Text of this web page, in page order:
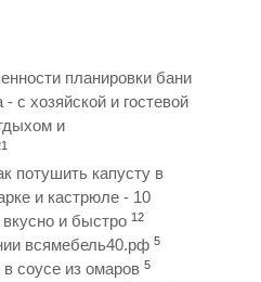
планировки бани
с хозяйской и гостевой
и
потушить капусту в
и кастрюле - 10
вкусно и быстро 12
всямебель40.рф 5
соусе из омаров 5